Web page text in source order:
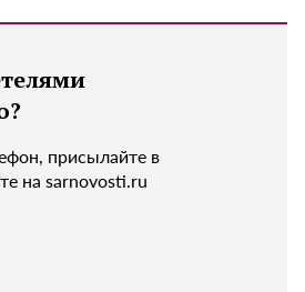
присылайте в
на sarnovosti.ru